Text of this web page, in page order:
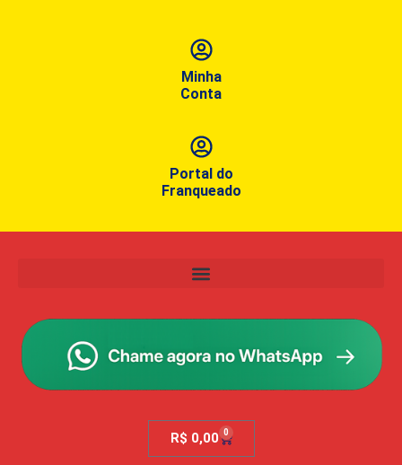
Minha
Conta
Portal do
Franqueado
R$ 0,00 0